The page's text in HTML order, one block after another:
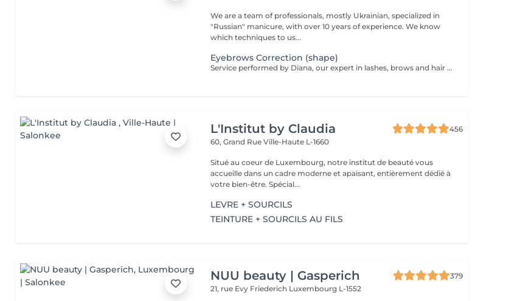
We are a team of professionals, mostly Ukrainian, specialized in
"Russian" manicure, with over 10 years of experience. We know
which techniques to us...
Eyebrows Correction (shape)
Service performed by Diana, our expert in lashes, brows and hair removal, with over 10 years of experience, ensuring precision and high-quality results.
L'Institut by Claudia
456
60, Grand RueVille-Haute L-1660
Situé au coeur de Luxembourg, notre institut de beauté vous
accueille dans un cadre moderne et apaisant, entièrement dédié à
votre bien-être. Spécial...
LEVRE + SOURCILS
TEINTURE + SOURCILS AU FILS
NUU beauty | Gasperich
379
21, rue Evy Friederich Luxembourg L-1552